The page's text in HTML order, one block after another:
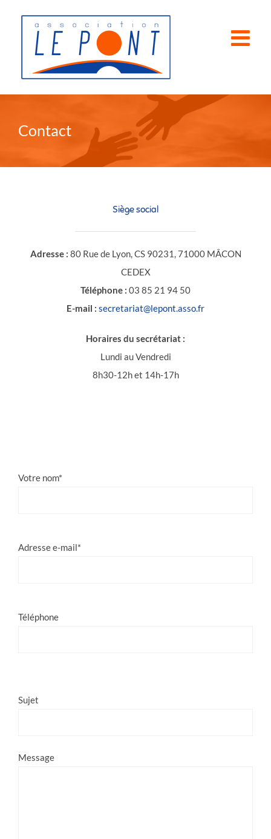
Contact
Siège social
Adresse : 80 Rue de Lyon, CS 90231, 71000 MÂCON
CEDEX
Téléphone : 03 85 21 94 50
E-mail : secretariat@lepont.asso.fr
Horaires du secrétariat :
Lundi au Vendredi
8h30-12h et 14h-17h
Votre nom*
Adresse e-mail*
Téléphone
laisser
vide.
Sujet
Message